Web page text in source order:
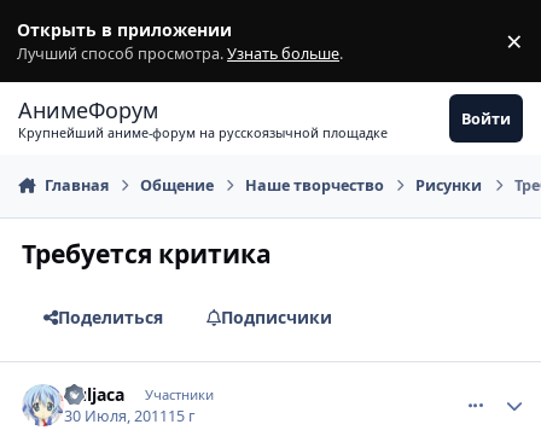
Открыть в приложении
Лучший способ просмотра.Узнать больше. ×
АнимеФорум
Крупнейший аниме-форум на русскоязычной площадке
Войти
Главная Общение Наше творчество Рисунки
Требуется критика
Поделиться Подписчики
Guljaca Участники
30 Июля, 201115 г